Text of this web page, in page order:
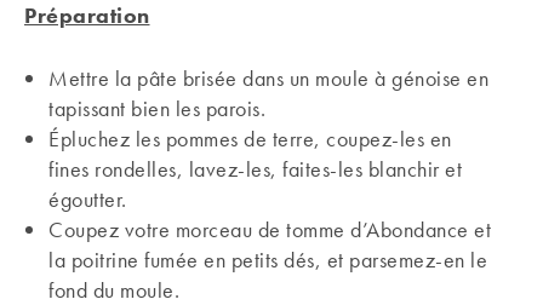
Préparation
Mettre la pâte brisée dans un moule à génoise en
tapissant bien les parois.
Épluchez les pommes de terre, coupez-les en
fines rondelles, lavez-les, faites-les blanchir et
égoutter.
Coupez votre morceau de tomme d’Abondance et
la poitrine fumée en petits dés, et parsemez-en le
fond du moule.